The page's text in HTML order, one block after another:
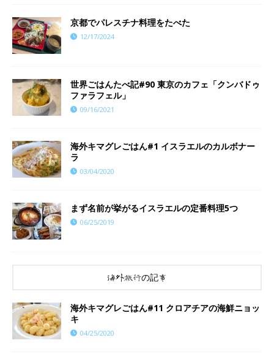
京都でパレスチナ料理をたべた
12/17/2024
世界ごはんたべ記#90 東京のカフェ「クンバドゥ
ファラフェル」
09/16/2021
海外キマグレごはん#1 イスラエルのカルボナー
ラ
03/04/2020
まず名前が挙がるイスラエルの定番料理5つ
06/25/2019
海外旅行の記事
海外キマグレごはん#11 クロアチアの海鮮ニョッ
キ
04/25/2020